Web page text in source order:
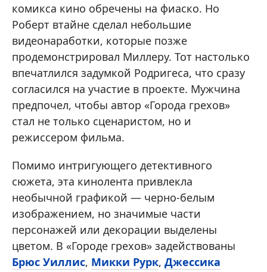
комикса кино обречены на фиаско. Но
Роберт втайне сделал небольшие
видеонаработки, которые позже
продемонстрировал Миллеру. Тот настолько
впечатлился задумкой Родригеса, что сразу
согласился на участие в проекте. Мужчина
предпочел, чтобы автор «Города грехов»
стал не только сценаристом, но и
режиссером фильма.
Помимо интригующего детективного
сюжета, эта кинолента привлекла
необычной графикой — черно-белым
изображением, но значимые части
персонажей или декорации выделены
цветом. В «Городе грехов» задействованы
Брюс Уиллис, Микки Рурк, Джессика